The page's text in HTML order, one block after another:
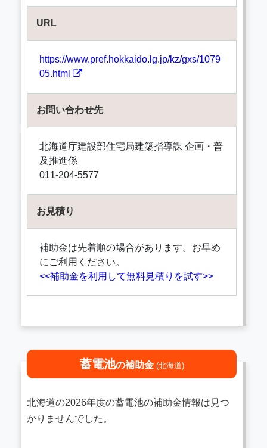
URL
https://www.pref.hokkaido.lg.jp/kz/gxs/1079
05.html
お問い合わせ先
北海道庁建設部住宅局建築指導課 企画・普
及推進係
011-204-5577
お見積り
補助金は先着順の場合があります。お早め
にご利用ください。
<<補助金を利用して無料見積りを試す>>
蓄電池の補助金 (北海道)
北海道の2026年度の蓄電池の補助金情報は見つ
かりませんでした。